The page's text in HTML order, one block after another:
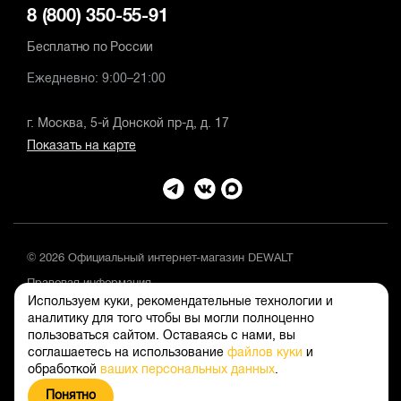
Используем куки, рекомендательные технологии и
аналитику для того чтобы вы могли полноценно
пользоваться сайтом. Оставаясь с нами, вы
соглашаетесь на использование файлов куки и
обработкой ваших персональных данных.
Понятно
8 (800) 350-55-91
Бесплатно по России
Ежедневно: 9:00–21:00
г. Москва, 5-й Донской пр-д, д. 17
Показать на карте
© 2026 Официальный интернет-магазин DEWALT
Правовая информация
Положение об обработке и защите персональных данных